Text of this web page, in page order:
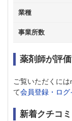
業種
事業所数
薬剤師が評
ご覧いただくに
て会員登録・ログ
新着クチコミ